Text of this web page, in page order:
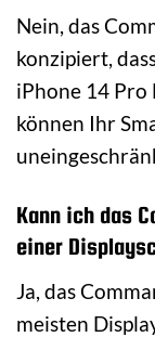
Nein, das
konzipiert,
iPhone 14
können Ihr
Kann ich das
einer
Ja, das
meisten